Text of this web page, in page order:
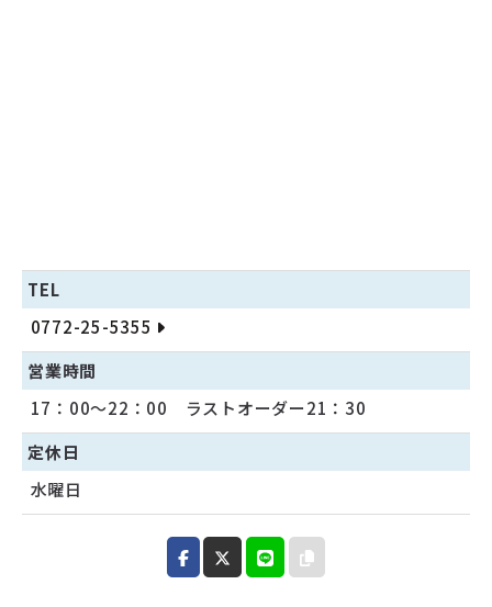
TEL
0772-25-5355
営業時間
17：00～22：00 ラストオーダー21：30
定休日
水曜日